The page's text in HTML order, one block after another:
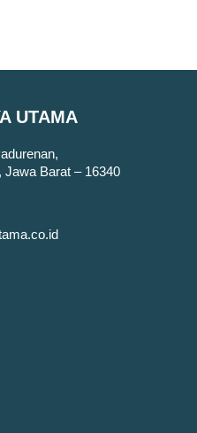
UTAMA
Jawa Barat – 16340